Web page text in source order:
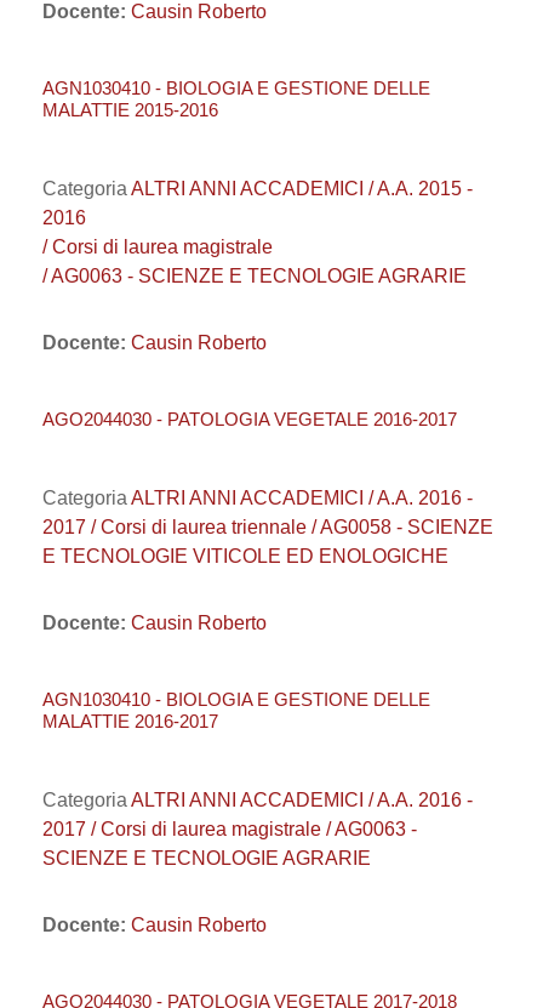
Docente: Causin Roberto
AGN1030410 - BIOLOGIA E GESTIONE DELLE
MALATTIE 2015-2016
Categoria ALTRI ANNI ACCADEMICI / A.A. 2015 -
2016
/ Corsi di laurea magistrale
/ AG0063 - SCIENZE E TECNOLOGIE AGRARIE
Docente: Causin Roberto
AGO2044030 - PATOLOGIA VEGETALE 2016-2017
Categoria ALTRI ANNI ACCADEMICI / A.A. 2016 -
2017 / Corsi di laurea triennale / AG0058 - SCIENZE
E TECNOLOGIE VITICOLE ED ENOLOGICHE
Docente: Causin Roberto
AGN1030410 - BIOLOGIA E GESTIONE DELLE
MALATTIE 2016-2017
Categoria ALTRI ANNI ACCADEMICI / A.A. 2016 -
2017 / Corsi di laurea magistrale / AG0063 -
SCIENZE E TECNOLOGIE AGRARIE
Docente: Causin Roberto
AGO2044030 - PATOLOGIA VEGETALE 2017-2018